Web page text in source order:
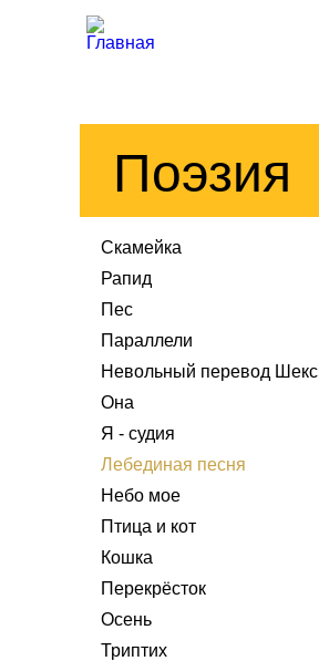
Перейти к основному содержанию
Поэзия
Скамейка
Рапид
Пес
Параллели
Невольный перевод
Она
Я - судия
Лебединая песня
Небо мое
Птица и кот
Кошка
Перекрёсток
Осень
Триптих